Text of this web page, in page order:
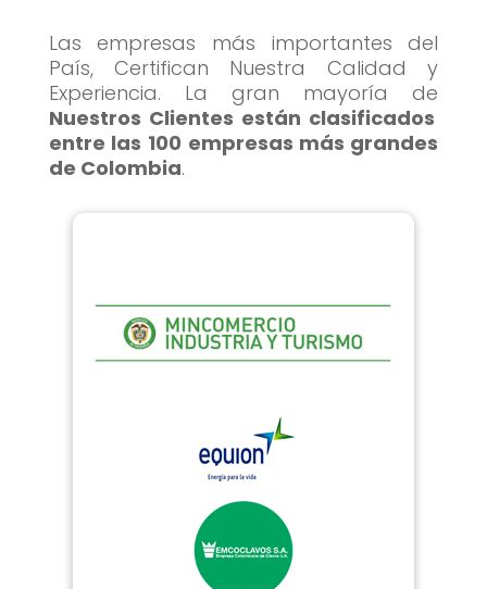
Las empresas más importantes del
País, Certifican Nuestra Calidad y
Experiencia. La gran mayoría de
Nuestros Clientes están clasificados
entre las 100 empresas más grandes
de Colombia.